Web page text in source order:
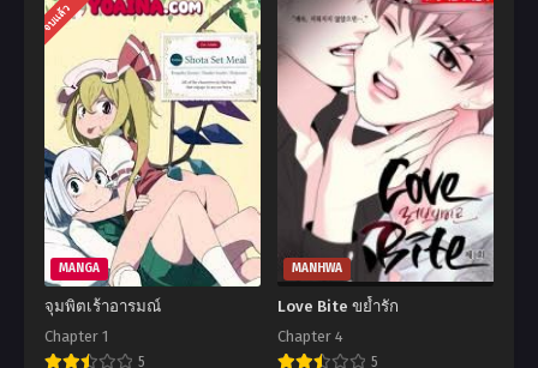
จบแล้ว
MANGA
จุมพิตเร้าอารมณ์
Chapter 1
5
MANHWA
Love Bite ขย้ำรัก
Chapter 4
5